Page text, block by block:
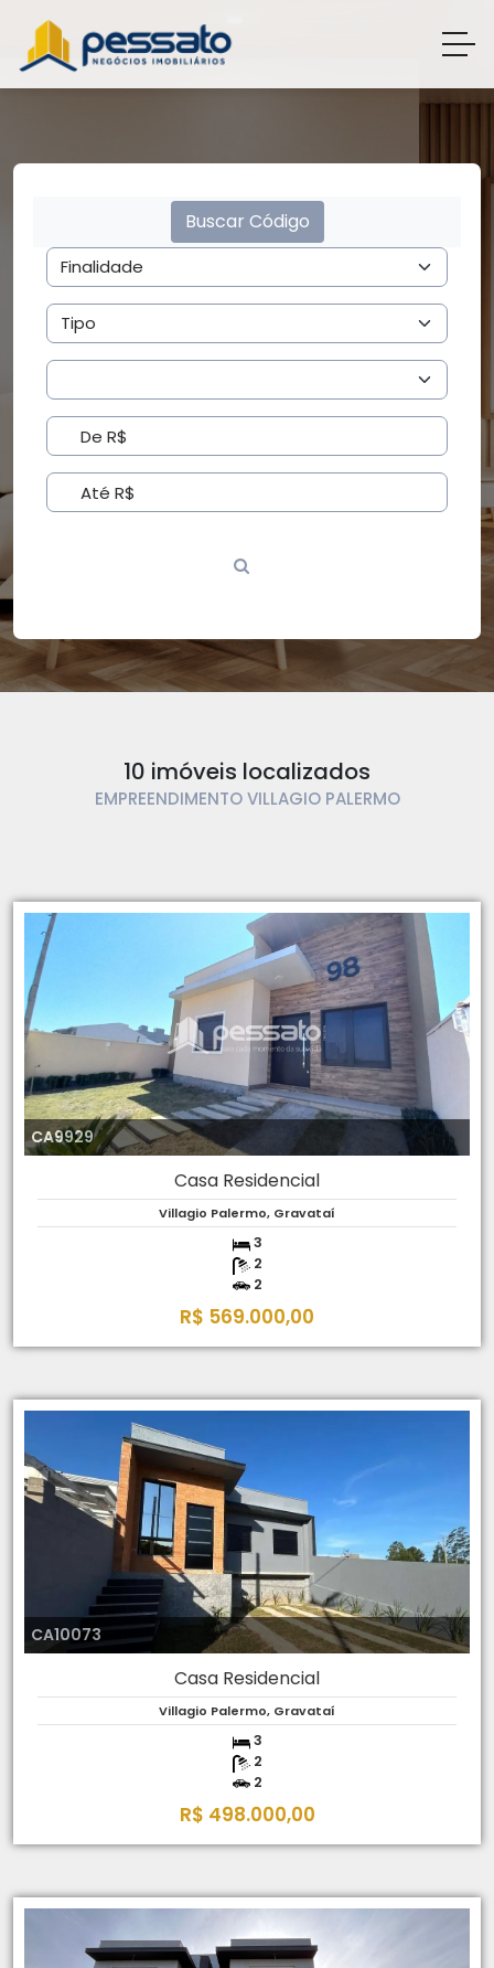
Buscar Código
10 imóveis localizados
EMPREENDIMENTO VILLAGIO PALERMO
CA9929
Casa Residencial
Villagio Palermo, Gravataí
3
2
2
R$ 569.000,00
CA10073
Casa Residencial
Villagio Palermo, Gravataí
3
2
2
R$ 498.000,00